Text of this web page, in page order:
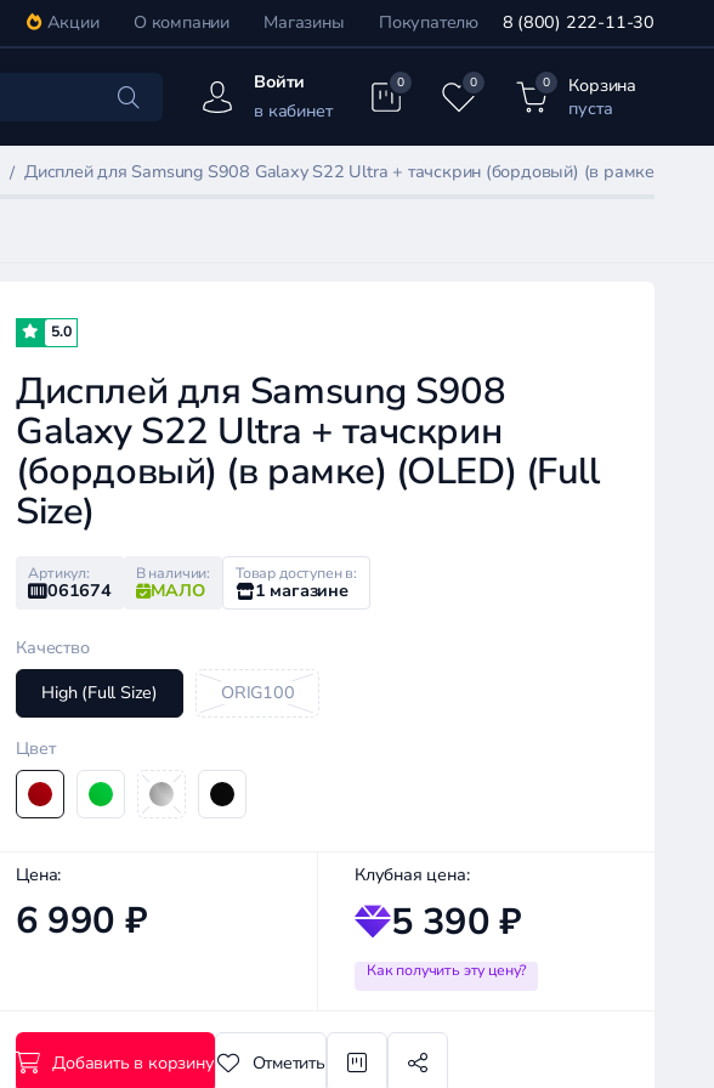
Акции О компании Магазины Покупателю 8 (800) 222-11-30
Войти
в кабинет
0 0 0
Корзина
пуста
Дисплей для Samsung S908 Galaxy S22 Ultra + тачскрин (бордовый) (в рамке)
5.0
Дисплей для Samsung S908
Galaxy S22 Ultra + тачскрин
(бордовый) (в рамке) (OLED) (Full
Size)
Артикул:
061674
В наличии:
МАЛО
Товар доступен в:
1 магазине
Качество
High (Full Size)
ORIG100
Цвет
Цена:
6 990 ₽
Клубная цена:
5 390 ₽
Как получить эту цену?
Добавить в корзину Отметить